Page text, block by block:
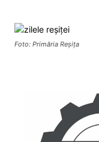
Foto: Primăria Reșița